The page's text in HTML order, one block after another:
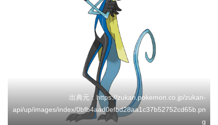
出典元：https://zukan.pokemon.co.jp/zukan-
api/up/images/index/0bfb4aad0efbd28aa1c37b52752cd65b.pn
g